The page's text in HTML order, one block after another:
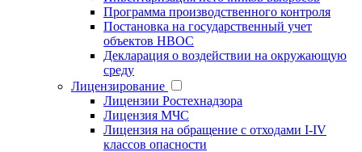
Программа производственного контроля
Постановка на государственный учет
объектов НВОС
Декларация о воздействии на окружающую
среду
Лицензирование
Лицензии Ростехнадзора
Лицензия МЧС
Лицензия на обращение с отходами I-IV
классов опасности